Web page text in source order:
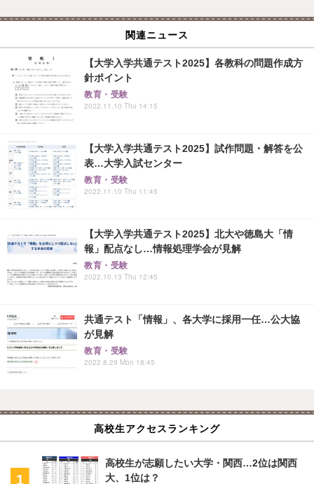
関連ニュース
【大学入学共通テスト2025】各教科の問題作成方
針ポイント
教育・受験
2022.11.10 Thu 14:15
【大学入学共通テスト2025】試作問題・解答を公
表…大学入試センター
教育・受験
2022.11.10 Thu 11:45
【大学入学共通テスト2025】北大や徳島大「情
報」配点なし…情報処理学会が見解
教育・受験
2022.10.13 Thu 12:45
共通テスト「情報」、各大学に採用一任…公大協
が見解
教育・受験
2022.8.29 Mon 18:45
高校生アクセスランキング
高校生が志願したい大学・関西…2位は関西
大、1位は？